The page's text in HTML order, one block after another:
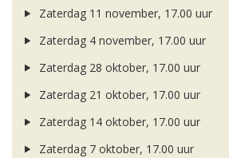
Zaterdag 11 november, 17.00 uur
Zaterdag 4 november, 17.00 uur
Zaterdag 28 oktober, 17.00 uur
Zaterdag 21 oktober, 17.00 uur
Zaterdag 14 oktober, 17.00 uur
Zaterdag 7 oktober, 17.00 uur